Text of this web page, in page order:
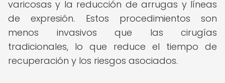
varicosas y la reducción de arrugas y líneas
de expresión. Estos procedimientos son
menos invasivos que las cirugías
tradicionales, lo que reduce el tiempo de
recuperación y los riesgos asociados.